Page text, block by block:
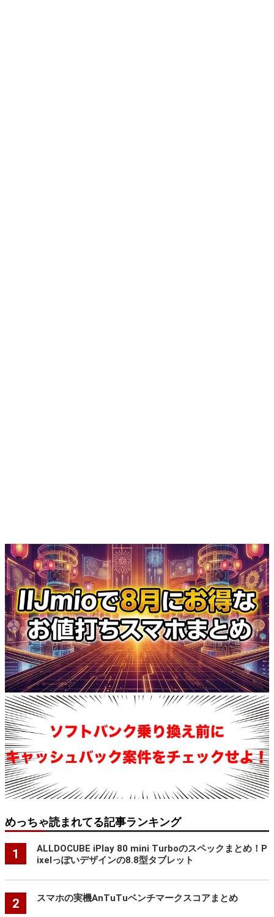
めっちゃ読まれてる記事ランキング
1
ALLDOCUBE iPlay 80 mini Turboのスペックまとめ！P
ixelっぽいデザインの8.8型タブレット
2 スマホの実機AnTuTuベンチマークスコアまとめ